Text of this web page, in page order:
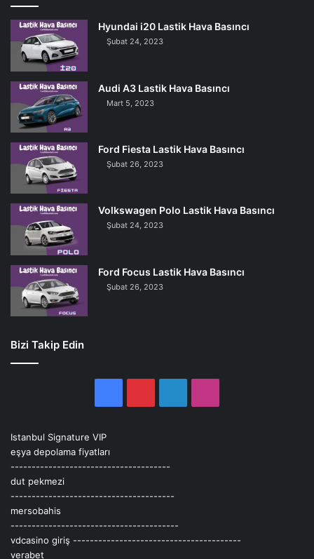
Hyundai i20 Lastik Hava Basıncı
Şubat 24, 2023
Audi A3 Lastik Hava Basıncı
Mart 5, 2023
Ford Fiesta Lastik Hava Basıncı
Şubat 26, 2023
Volkswagen Polo Lastik Hava Basıncı
Şubat 24, 2023
Ford Focus Lastik Hava Basıncı
Şubat 26, 2023
Bizi Takip Edin
Istanbul Signature VIP
eşya depolama fiyatları
--------------------------------------
dut pekmezi
---------------------------------------
mersobahis
----------------------------------------
vdcasino giriş ----------------------------------------
verabet